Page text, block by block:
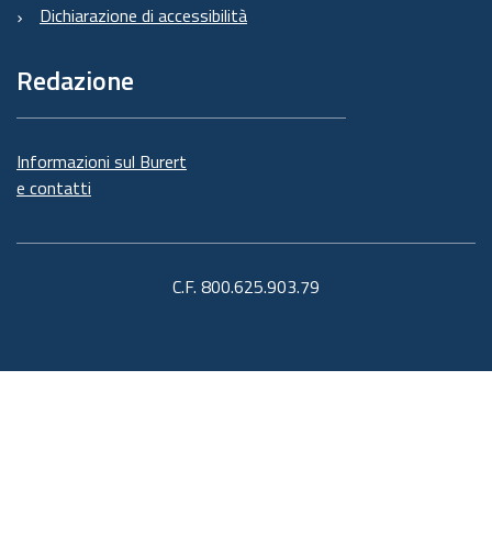
Dichiarazione di accessibilità
Redazione
Informazioni sul Burert
e contatti
C.F. 800.625.903.79